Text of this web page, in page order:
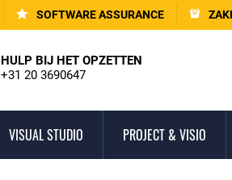
SOFTWARE ASSURANCE
HULP BIJ HET OPZETTEN
+31 20 3690647
VISUAL STUDIO PROJECT & VISIO